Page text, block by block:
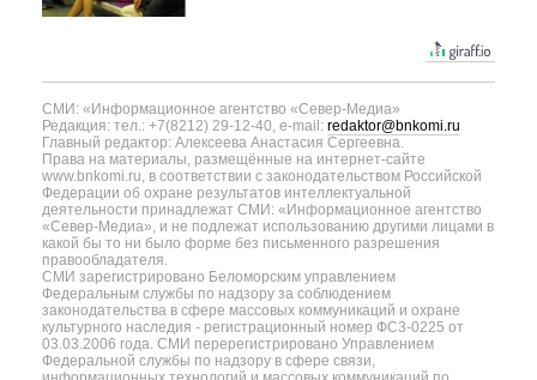
СМИ: «Информационное агентство «Север-Медиа»
Редакция: тел.: +7(8212) 29-12-40, e-mail: redaktor@bnkomi.ru
Главный редактор: Алексеева Анастасия Сергеевна.
Права на материалы, размещённые на интернет-сайте
www.bnkomi.ru, в соответствии с законодательством Российской
Федерации об охране результатов интеллектуальной
деятельности принадлежат СМИ: «Информационное агентство
«Север-Медиа», и не подлежат использованию другими лицами в
какой бы то ни было форме без письменного разрешения
правообладателя.
СМИ зарегистрировано Беломорским управлением
Федеральным службы по надзору за соблюдением
законодательства в сфере массовых коммуникаций и охране
культурного наследия - регистрационный номер ФС3-0225 от
03.03.2006 года. СМИ перерегистрировано Управлением
Федеральной службы по надзору в сфере связи,